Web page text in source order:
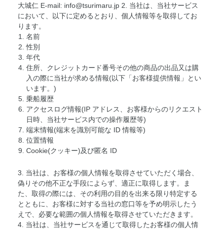
大城仁 E-mail: info@tsurimaru.jp 2. 当社は、当社サービス
において、以下に定めるとおり、個人情報等を取得してお
ります。
名前
性別
年代
住所、クレジットカード番号その他の商品の出品又は購
入の際に当社が求める情報(以下「お客様提供情報」とい
います。)
乗船履歴
アクセスログ情報(IP アドレス、お客様からのリクエスト
日時、当社サービス内での操作履歴等)
端末情報(端末を識別可能な ID 情報等)
位置情報
Cookie(クッキー)及び匿名 ID
3. 当社は、お客様の個人情報を取得させていただく場合、
偽りその他不正な手段によらず、適正に取得します。ま
た、取得の際には、その利用の目的を出来る限り特定する
とともに、お客様に対する当社の窓口等を予め明示したう
えで、必要な範囲の個人情報を取得させていただきます。
4. 当社は、当社サービスを通じて取得したお客様の個人情